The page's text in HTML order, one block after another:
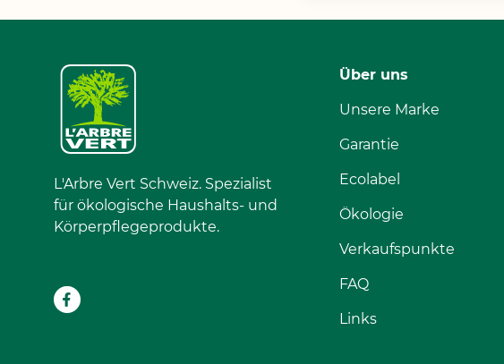
L'Arbre Vert Schweiz. Spezialist
für ökologische Haushalts- und
Körperpflegeprodukte.
Über uns
Unsere Marke
Garantie
Ecolabel
Ökologie
Verkaufspunkte
FAQ
Links